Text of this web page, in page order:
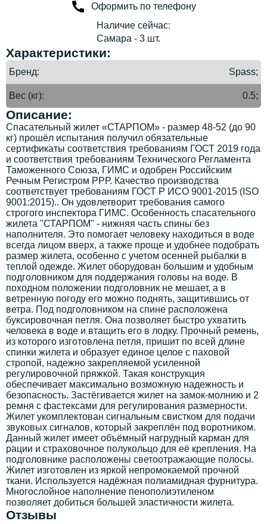
Оформить по телефону
Наличие сейчас:
Самара - 3 шт.
Характеристики:
Бренд Spass;
Вес (кг) 0.5;
Описание:
Спасательный жилет «СТАРПОМ» - размер 48-52 (до 90
кг) прошёл испытания получил обязательные
сертификаты соответствия требованиям ГОСТ 2019 года
и соответствия требованиям Технического Регламента
Таможенного Союза, ГИМС и одобрен Российским
Речным Регистром РРР. Качество производства
соответствует требованиям ГОСТ Р ИСО 9001-2015 (ISO
9001:2015).. Он удовлетворит требования самого
строгого инспектора ГИМС. Особенность спасательного
жилета "СТАРПОМ" - нижняя часть спины без
наполнителя. Это помогает человеку находиться в воде
всегда лицом вверх, а также проще и удобнее подобрать
размер жилета, особенно с учетом осенней рыбалки в
теплой одежде. Жилет оборудован большим и удобным
подголовником для поддержания головы на воде. В
походном положении подголовник не мешает, а в
ветренную погоду его можно поднять, защитившись от
ветра. Под подголовником на спине расположена
буксировочная петля. Она позволяет быстро ухватить
человека в воде и втащить его в лодку. Прочный ремень,
из которого изготовлена петля, пришит по всей длине
спинки жилета и образует единое целое с паховой
стропой, надежно закрепляемой усиленной
регулировочной пряжкой. Такая конструкция
обеспечивает максимально возможную надежность и
безопасность. Застёгивается жилет на замок-молнию и 2
ремня с фастексами для регулирования размерности.
Жилет укомплектован сигнальным свистком для подачи
звуковых сигналов, который закреплён под воротником.
Данный жилет имеет объёмный нагрудный карман для
рации и страховочное полукольцо для её крепления. На
подголовнике расположены светоотражающие полосы.
Жилет изготовлен из яркой непромокаемой прочной
ткани. Используется надёжная полиамидная фурнитура.
Многослойное наполнение пенополиэтиленом
позволяет добиться большей эластичности жилета.
Отзывы